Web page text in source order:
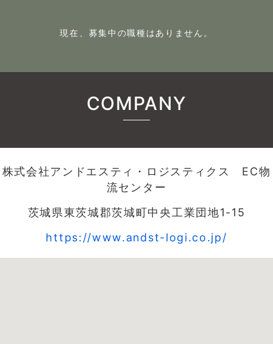
現在、募集中の職種はありません。
COMPANY
株式会社アンドエスティ・ロジスティクス EC物
流センター
茨城県東茨城郡茨城町中央工業団地1-15
https://www.andst-logi.co.jp/